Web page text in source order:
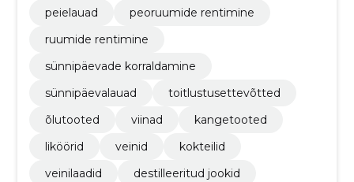
peielauad
peoruumide rentimine
ruumide rentimine
sünnipäevade korraldamine
sünnipäevalauad
toitlustusettevõtted
õlutooted
viinad
kangetooted
liköörid
veinid
kokteilid
veinilaadid
destilleeritud jookid